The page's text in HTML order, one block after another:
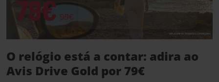
O relógio está a contar: adira ao
Avis Drive Gold por 79€